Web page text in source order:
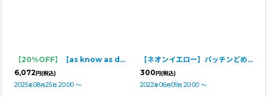
【20％OFF】
【as know as de wan】ＳｗｅｅｔショコラＯＰ
6,072円(税込)
2025年08月25 日 20:00 ～
【ネオンイエロー】パッチンどめ（1組・2つ入り）
300円(税込)
2022年06月09日 20:00 ～